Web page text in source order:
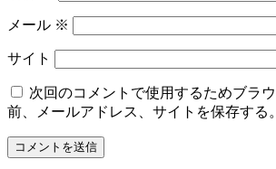
メール ※
サイト
次回のコメントで使用するためブラ
前、メールアドレス、サイトを保存する。